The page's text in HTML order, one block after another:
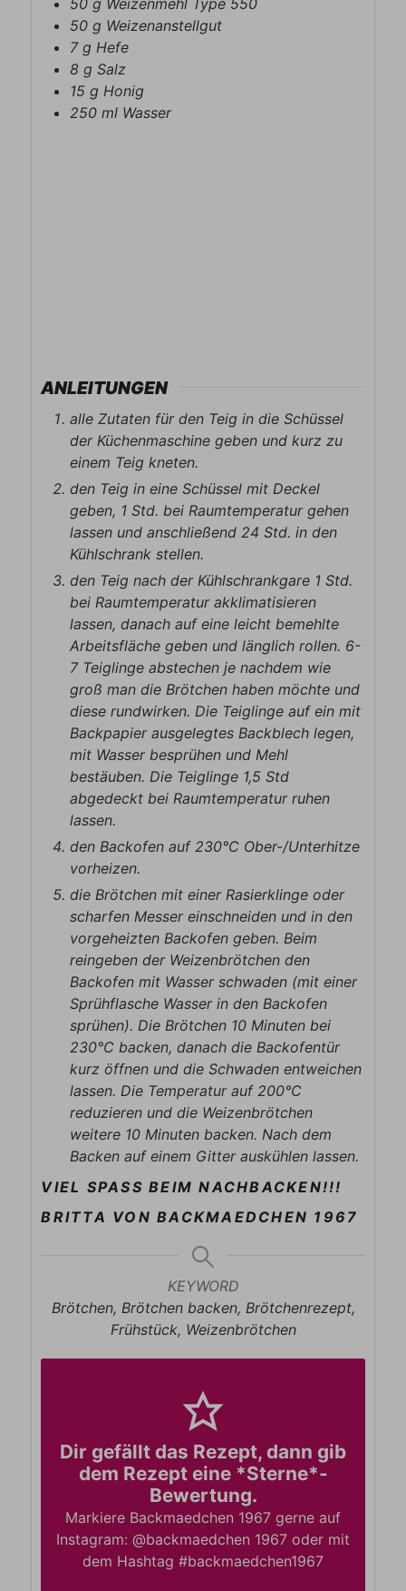
50 g Weizenanstellgut
7 g Hefe
8 g Salz
15 g Honig
250 ml Wasser
ANLEITUNGEN
alle Zutaten für den Teig in die Schüssel
der Küchenmaschine geben und kurz zu
einem Teig kneten.
den Teig in eine Schüssel mit Deckel
geben, 1 Std. bei Raumtemperatur gehen
lassen und anschließend 24 Std. in den
Kühlschrank stellen.
den Teig nach der Kühlschrankgare 1 Std.
bei Raumtemperatur akklimatisieren
lassen, danach auf eine leicht bemehlte
Arbeitsfläche geben und länglich rollen. 6-
7 Teiglinge abstechen je nachdem wie
groß man die Brötchen haben möchte und
diese rundwirken. Die Teiglinge auf ein mit
Backpapier ausgelegtes Backblech legen,
mit Wasser besprühen und Mehl
bestäuben. Die Teiglinge 1,5 Std
abgedeckt bei Raumtemperatur ruhen
lassen.
den Backofen auf 230°C Ober-/Unterhitze
vorheizen.
die Brötchen mit einer Rasierklinge oder
scharfen Messer einschneiden und in den
vorgeheizten Backofen geben. Beim
reingeben der Weizenbrötchen den
Backofen mit Wasser schwaden (mit einer
Sprühflasche Wasser in den Backofen
sprühen). Die Brötchen 10 Minuten bei
230°C backen, danach die Backofentür
kurz öffnen und die Schwaden entweichen
lassen. Die Temperatur auf 200°C
reduzieren und die Weizenbrötchen
weitere 10 Minuten backen. Nach dem
Backen auf einem Gitter auskühlen lassen.
VIEL SPASS BEIM NACHBACKEN!!!
BRITTA VON BACKMAEDCHEN 1967
KEYWORD
Brötchen, Brötchen backen, Brötchenrezept,
Frühstück, Weizenbrötchen
Dir gefällt das Rezept, dann gib
dem Rezept eine *Sterne*-
Bewertung.
Markiere Backmaedchen 1967 gerne auf
Instagram: @backmaedchen 1967 oder mit
dem Hashtag #backmaedchen1967